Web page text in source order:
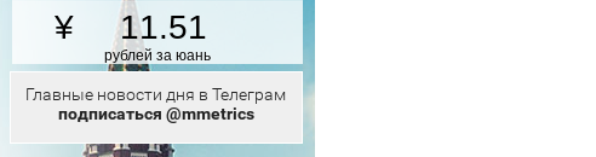
11.51
рублей за юань
Главные новости дня в Телеграм
подписаться @mmetrics